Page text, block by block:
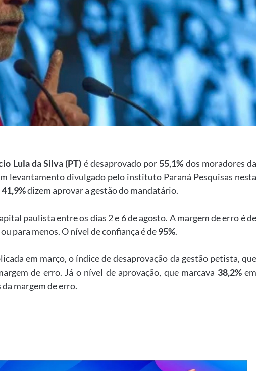
Lula da Silva (PT) é desaprovado por 55,1% dos moradores da
levantamento divulgado pelo instituto Paraná Pesquisas nesta
41,9%dizem aprovar a gestão do mandatário.
paulista entre os dias 2 e 6 de agosto. A margem de erro é de
para menos. O nível de confiança é de95%.
em março, o índice de desaprovação da gestão petista, que
de erro. Já o nível de aprovação, que marcava 38,2%em
margem de erro.